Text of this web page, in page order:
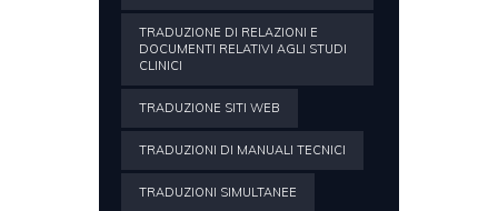
TRADUZIONE DI RELAZIONI E
DOCUMENTI RELATIVI AGLI STUDI
CLINICI
TRADUZIONE SITI WEB
TRADUZIONI DI MANUALI TECNICI
TRADUZIONI SIMULTANEE